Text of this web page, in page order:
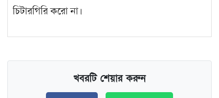
চিটারগিরি করো না।
খবরটি শেয়ার করুন